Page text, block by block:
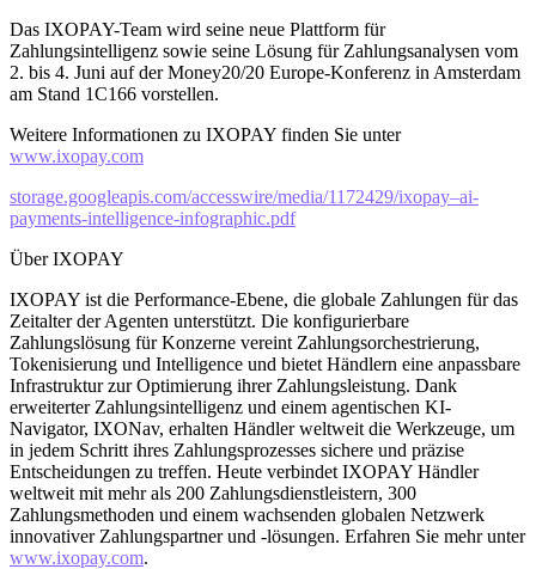
Das IXOPAY-Team wird seine neue Plattform für
Zahlungsintelligenz sowie seine Lösung für Zahlungsanalysen vom
2. bis 4. Juni auf der Money20/20 Europe-Konferenz in Amsterdam
am Stand 1C166 vorstellen.
Weitere Informationen zu IXOPAY finden Sie unter
www.ixopay.com
storage.googleapis.com/accesswire/media/1172429/ixopay–ai-
payments-intelligence-infographic.pdf
Über IXOPAY
IXOPAY ist die Performance-Ebene, die globale Zahlungen für das
Zeitalter der Agenten unterstützt. Die konfigurierbare
Zahlungslösung für Konzerne vereint Zahlungsorchestrierung,
Tokenisierung und Intelligence und bietet Händlern eine anpassbare
Infrastruktur zur Optimierung ihrer Zahlungsleistung. Dank
erweiterter Zahlungsintelligenz und einem agentischen KI-
Navigator, IXONav, erhalten Händler weltweit die Werkzeuge, um
in jedem Schritt ihres Zahlungsprozesses sichere und präzise
Entscheidungen zu treffen. Heute verbindet IXOPAY Händler
weltweit mit mehr als 200 Zahlungsdienstleistern, 300
Zahlungsmethoden und einem wachsenden globalen Netzwerk
innovativer Zahlungspartner und -lösungen. Erfahren Sie mehr unter
www.ixopay.com.